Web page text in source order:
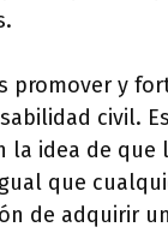
promover y
civil.
la idea de que
que
de adquirir